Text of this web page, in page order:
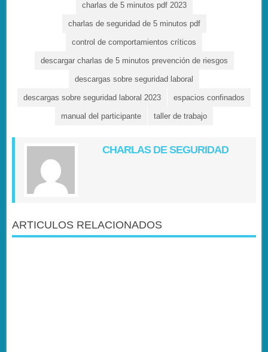
charlas de 5 minutos pdf 2023
charlas de seguridad de 5 minutos pdf
control de comportamientos críticos
descargar charlas de 5 minutos prevención de riesgos
descargas sobre seguridad laboral
descargas sobre seguridad laboral 2023 espacios confinados
manual del participante taller de trabajo
CHARLAS DE SEGURIDAD
ARTICULOS RELACIONADOS